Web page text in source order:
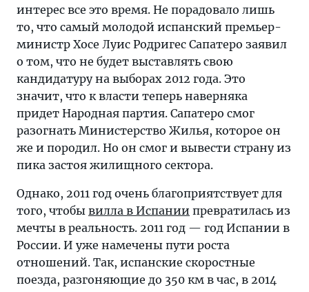
интерес все это время. Не порадовало лишь
то, что самый молодой испанский премьер-
министр Хосе Луис Родригес Сапатеро заявил
о том, что не будет выставлять свою
кандидатуру на выборах 2012 года. Это
значит, что к власти теперь наверняка
придет Народная партия. Сапатеро смог
разогнать Министерство Жилья, которое он
же и породил. Но он смог и вывести страну из
пика застоя жилищного сектора.
Однако, 2011 год очень благоприятствует для
того, чтобы вилла в Испании превратилась из
мечты в реальность. 2011 год — год Испании в
России. И уже намечены пути роста
отношений. Так, испанские скоростные
поезда, разгоняющие до 350 км в час, в 2014